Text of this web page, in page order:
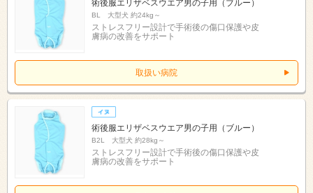
術後服エリザベスウエア男の子用（ブルー）
BL 大型犬 約24kg～
ストレスフリー設計で手術後の傷口保護や皮
膚病の改善をサポート
取扱い病院
術後服エリザベスウエア男の子用（ブルー）
B2L 大型犬 約28kg～
ストレスフリー設計で手術後の傷口保護や皮
膚病の改善をサポート